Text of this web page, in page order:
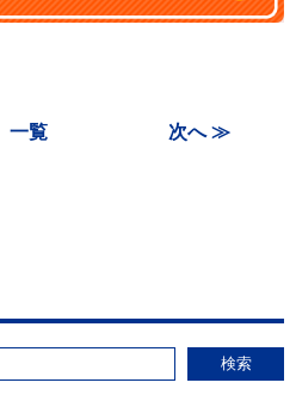
一覧 次へ ≫
検索